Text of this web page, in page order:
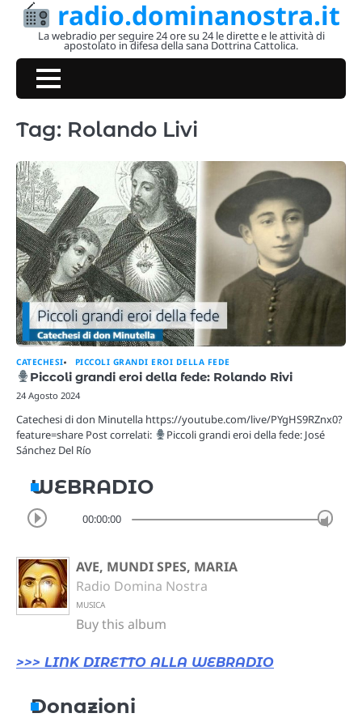
Skip
radio.dominanostra.it
La webradio per seguire 24 ore su 24 le dirette e le attività di
apostolato in difesa della sana Dottrina Cattolica.
Tag: Rolando Livi
CATECHESI PICCOLI GRANDI EROI DELLA FEDE
Piccoli grandi eroi della fede: Rolando Rivi
24 Agosto 2024
Catechesi di don Minutella https://youtube.com/live/PYgHS9RZnx0?
feature=share Post correlati:
Piccoli grandi eroi della fede: José
Sánchez Del Río
WEBRADIO
00:00:00
AVE, MUNDI SPES, MARIA
Radio Domina Nostra
MUSICA
Buy this album
>>> LINK DIRETTO ALLA WEBRADIO
Donazioni